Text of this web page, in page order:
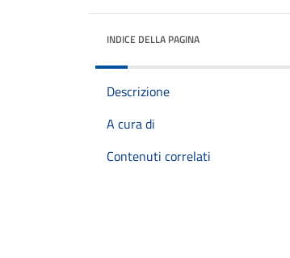
INDICE DELLA PAGINA
Descrizione
A cura di
Contenuti correlati